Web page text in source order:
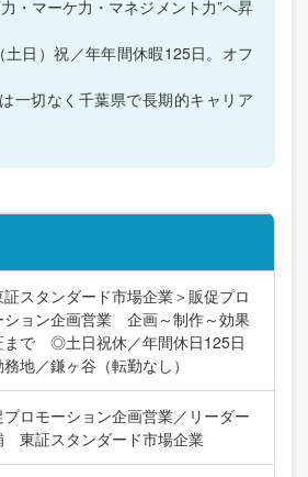
・マーケ力・マネジメント力”へ昇
日）祝／年年間休暇125日。オフ
一切なく千葉県で長期的キャリア
証スタンダード市場企業＞販促プロ
ション企画営業 企画～制作～効果
まで ◎土日祝休／年間休日125日
地／鎌ヶ谷（転勤なし）
プロモーション企画営業／リーダー
東証スタンダード市場企業